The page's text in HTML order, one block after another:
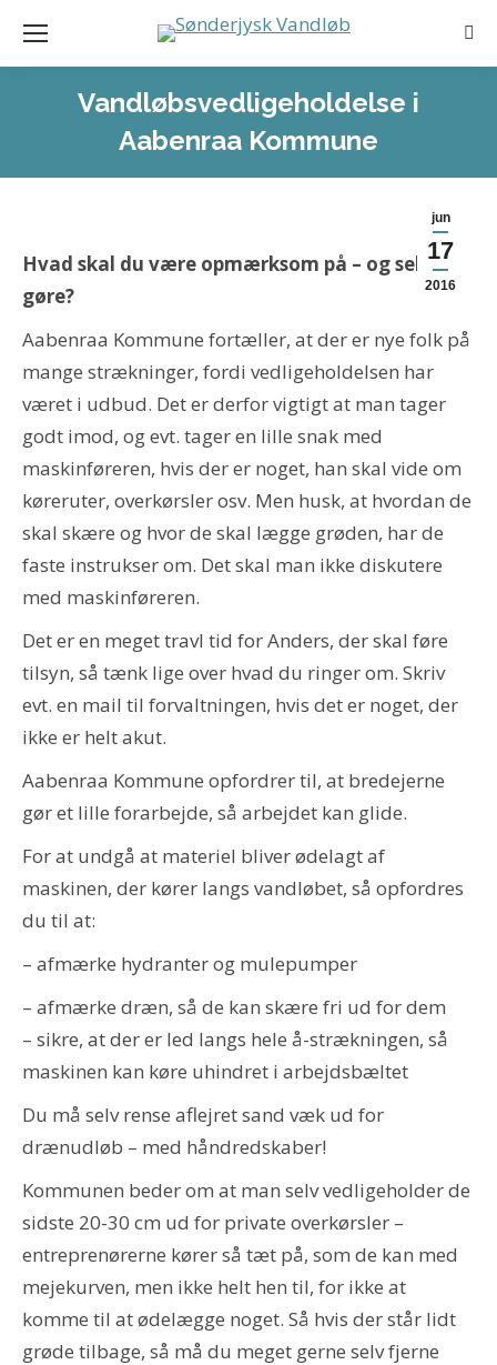
Vandløbsvedligeholdelse i
Aabenraa Kommune
jun
17
2016
Hvad skal du være opmærksom på – og selv
gøre?
Aabenraa Kommune fortæller, at der er nye folk på
mange strækninger, fordi vedligeholdelsen har
været i udbud. Det er derfor vigtigt at man tager
godt imod, og evt. tager en lille snak med
maskinføreren, hvis der er noget, han skal vide om
køreruter, overkørsler osv. Men husk, at hvordan de
skal skære og hvor de skal lægge grøden, har de
faste instrukser om. Det skal man ikke diskutere
med maskinføreren.
Det er en meget travl tid for Anders, der skal føre
tilsyn, så tænk lige over hvad du ringer om. Skriv
evt. en mail til forvaltningen, hvis det er noget, der
ikke er helt akut.
Aabenraa Kommune opfordrer til, at bredejerne
gør et lille forarbejde, så arbejdet kan glide.
For at undgå at materiel bliver ødelagt af
maskinen, der kører langs vandløbet, så opfordres
du til at:
– afmærke hydranter og mulepumper
– afmærke dræn, så de kan skære fri ud for dem
– sikre, at der er led langs hele å-strækningen, så
maskinen kan køre uhindret i arbejdsbæltet
Du må selv rense aflejret sand væk ud for
drænudløb – med håndredskaber!
Kommunen beder om at man selv vedligeholder de
sidste 20-30 cm ud for private overkørsler –
entreprenørerne kører så tæt på, som de kan med
mejekurven, men ikke helt hen til, for ikke at
komme til at ødelægge noget. Så hvis der står lidt
grøde tilbage, så må du meget gerne selv fjerne